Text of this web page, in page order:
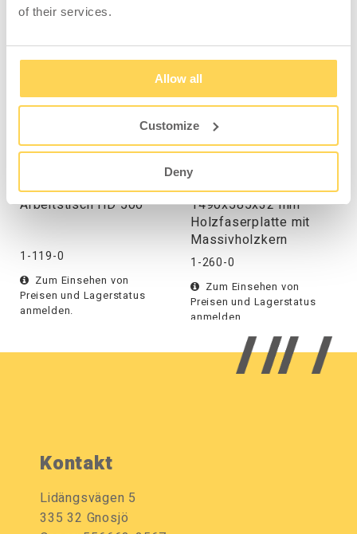
of their services.
Allow all
Customize
Deny
ZUBEHÖR
Rollensatz für
Arbeitstisch HD 500
1-119-0
Zum Einsehen von
Preisen und Lagerstatus
anmelden.
Zwischenboden
1490x585x32 mm
Holzfaserplatte mit
Massivholzkern
1-260-0
Zum Einsehen von
Preisen und Lagerstatus
anmelden.
Kontakt
Lidängsvägen 5
335 32 Gnosjö